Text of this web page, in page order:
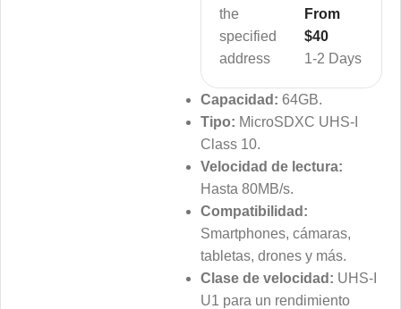
the
specified
address
1-2 Days
From
$40
Capacidad: 64GB.
Tipo: MicroSDXC UHS-I
Class 10.
Velocidad de lectura:
Hasta 80MB/s.
Compatibilidad:
Smartphones, cámaras,
tabletas, drones y más.
Clase de velocidad: UHS-I
U1 para un rendimiento